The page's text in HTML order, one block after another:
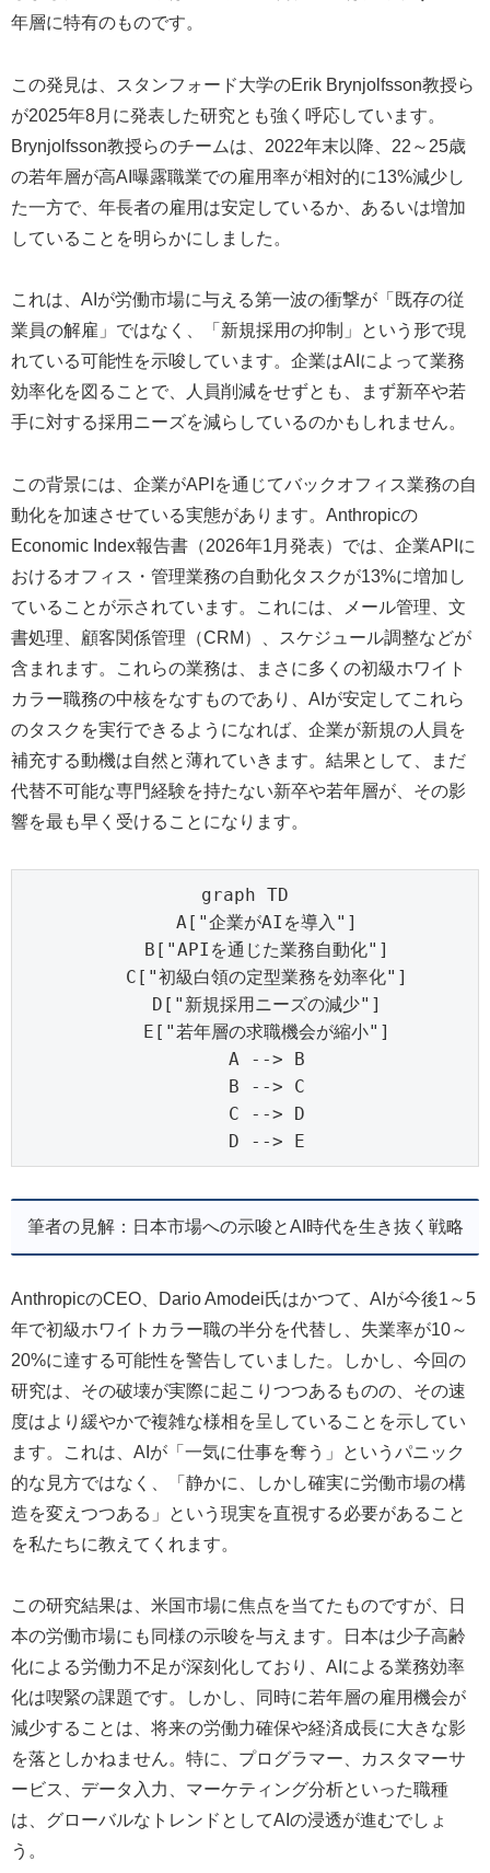
年層に特有のものです。
この発見は、スタンフォード大学のErik Brynjolfsson教授ら
が2025年8月に発表した研究とも強く呼応しています。
Brynjolfsson教授らのチームは、2022年末以降、22～25歳
の若年層が高AI曝露職業での雇用率が相対的に13%減少し
た一方で、年長者の雇用は安定しているか、あるいは増加
していることを明らかにしました。
これは、AIが労働市場に与える第一波の衝撃が「既存の従
業員の解雇」ではなく、「新規採用の抑制」という形で現
れている可能性を示唆しています。企業はAIによって業務
効率化を図ることで、人員削減をせずとも、まず新卒や若
手に対する採用ニーズを減らしているのかもしれません。
この背景には、企業がAPIを通じてバックオフィス業務の自
動化を加速させている実態があります。Anthropicの
Economic Index報告書（2026年1月発表）では、企業APIに
おけるオフィス・管理業務の自動化タスクが13%に増加し
ていることが示されています。これには、メール管理、文
書処理、顧客関係管理（CRM）、スケジュール調整などが
含まれます。これらの業務は、まさに多くの初級ホワイト
カラー職務の中核をなすものであり、AIが安定してこれら
のタスクを実行できるようになれば、企業が新規の人員を
補充する動機は自然と薄れていきます。結果として、まだ
代替不可能な専門経験を持たない新卒や若年層が、その影
響を最も早く受けることになります。
graph TD
    A["企業がAIを導入"]
    B["APIを通じた業務自動化"]
    C["初級白領の定型業務を効率化"]
    D["新規採用ニーズの減少"]
    E["若年層の求職機会が縮小"]
    A --> B
    B --> C
    C --> D
    D --> E
筆者の見解：日本市場への示唆とAI時代を生き抜く戦略
AnthropicのCEO、Dario Amodei氏はかつて、AIが今後1～5
年で初級ホワイトカラー職の半分を代替し、失業率が10～
20%に達する可能性を警告していました。しかし、今回の
研究は、その破壊が実際に起こりつつあるものの、その速
度はより緩やかで複雑な様相を呈していることを示してい
ます。これは、AIが「一気に仕事を奪う」というパニック
的な見方ではなく、「静かに、しかし確実に労働市場の構
造を変えつつある」という現実を直視する必要があること
を私たちに教えてくれます。
この研究結果は、米国市場に焦点を当てたものですが、日
本の労働市場にも同様の示唆を与えます。日本は少子高齢
化による労働力不足が深刻化しており、AIによる業務効率
化は喫緊の課題です。しかし、同時に若年層の雇用機会が
減少することは、将来の労働力確保や経済成長に大きな影
を落としかねません。特に、プログラマー、カスタマーサ
ービス、データ入力、マーケティング分析といった職種
は、グローバルなトレンドとしてAIの浸透が進むでしょ
う。